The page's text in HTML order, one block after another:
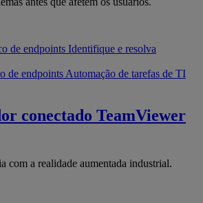
de endpoints Identifique e resolva
de endpoints Automação de tarefas de TI
conectado TeamViewer
com a realidade aumentada industrial.